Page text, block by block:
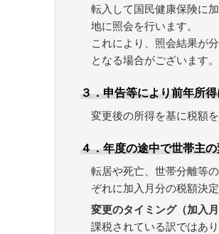
転入して国民健康保険に
地に照会を行います。
これにより、照会結果が
となる場合がございます。
３．申告等により前年所
変更後の所得を基に税額
４．年度の途中で世帯主
転居や死亡、世帯分離等
ぞれに加入月分の税額決
変更のタイミング（加入
課税されている訳ではあり